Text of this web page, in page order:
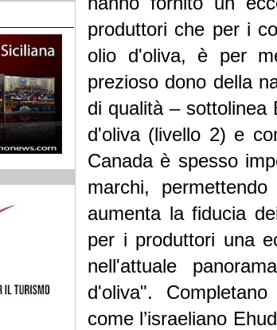
produttori che per i
olio d'oliva, è per
prezioso dono della
di qualità – sottolinea
d'oliva (livello 2) e
Canada è spesso
marchi,
aumenta la fiducia
per i produttori una
nell'attuale
d'oliva".
come l’israeliano